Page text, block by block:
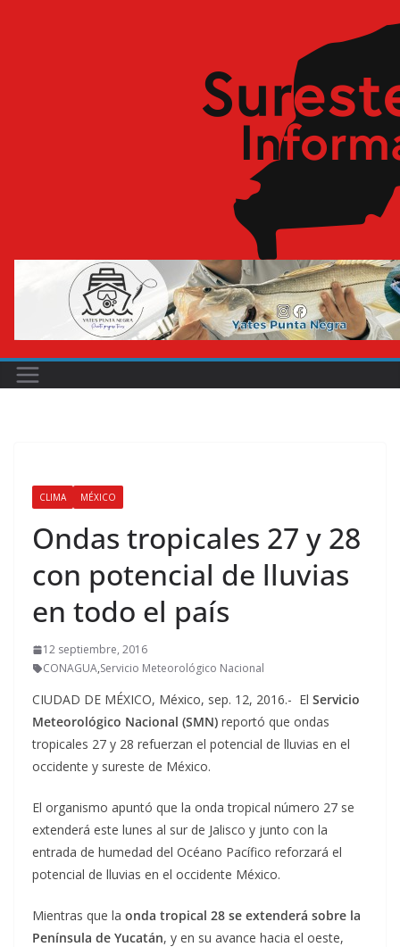
CLIMA MÉXICO
Ondas tropicales 27 y 28
con potencial de lluvias
en todo el país
12 septiembre, 2016
CONAGUA,Servicio Meteorológico Nacional
CIUDAD DE MÉXICO, México, sep. 12, 2016.- El Servicio
Meteorológico Nacional (SMN) reportó que ondas
tropicales 27 y 28 refuerzan el potencial de lluvias en el
occidente y sureste de México.
El organismo apuntó que la onda tropical número 27 se
extenderá este lunes al sur de Jalisco y junto con la
entrada de humedad del Océano Pacífico reforzará el
potencial de lluvias en el occidente México.
Mientras que la onda tropical 28 se extenderá sobre la
Península de Yucatán, y en su avance hacia el oeste,